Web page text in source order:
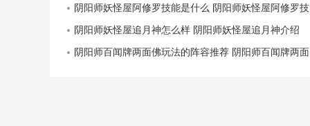
阴阳师妖怪屋阿修罗技能是什么 阴阳师妖怪屋阿修罗技能介绍
阴阳师妖怪屋追月神怎么样 阴阳师妖怪屋追月神介绍
阴阳师百闻牌两面佛玩法的阵容推荐 阴阳师百闻牌两面佛阵容